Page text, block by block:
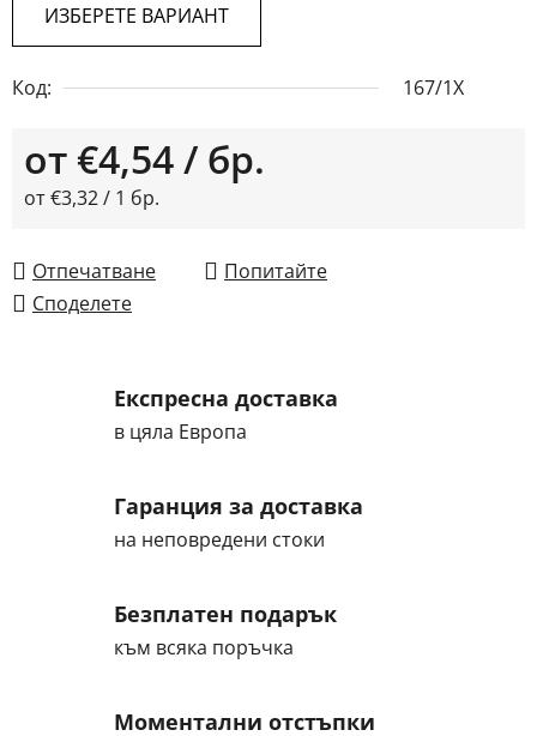
ИЗБЕРЕТЕ ВАРИАНТ
Код: 167/1X
от €4,54/ бр.
Измерване на цената:
от €3,32 / 1 бр.
Отпечатване
Попитайте
Споделете
Експресна доставка
в цяла Европа
Гаранция за доставка
на неповредени стоки
Безплатен подарък
към всяка поръчка
Моментални отстъпки